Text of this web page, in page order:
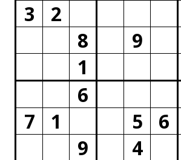
3
2
8
9
1
6
7
1 5
6
9
4